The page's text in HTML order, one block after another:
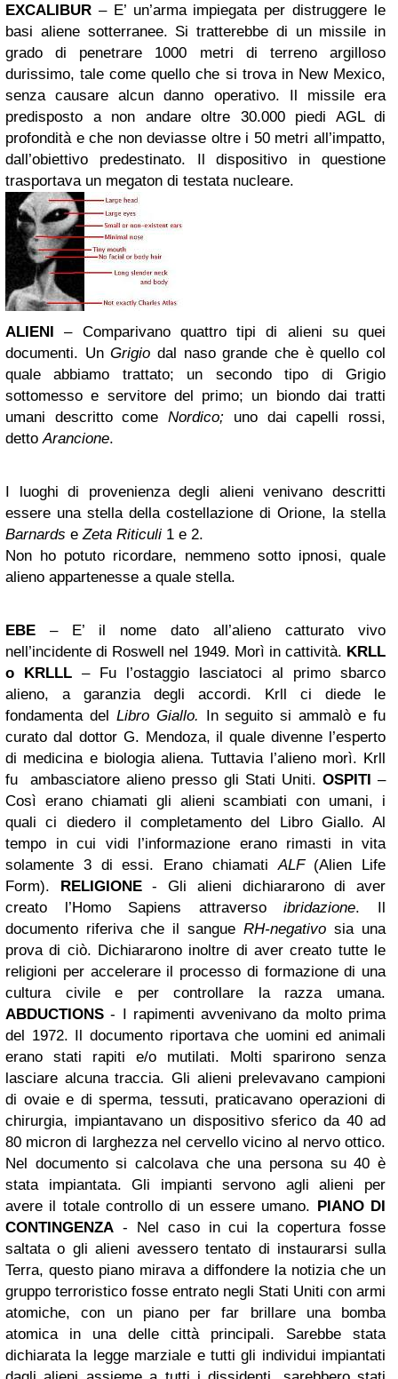
EXCALIBUR – E’ un’arma impiegata per distruggere le
basi aliene sotterranee. Si tratterebbe di un missile in
grado di penetrare 1000 metri di terreno argilloso
durissimo, tale come quello che si trova in New Mexico,
senza causare alcun danno operativo. Il missile era
predisposto a non andare oltre 30.000 piedi AGL di
profondità e che non deviasse oltre i 50 metri all’impatto,
dall’obiettivo predestinato. Il dispositivo in questione
trasportava un megaton di testata nucleare.
ALIENI – Comparivano quattro tipi di alieni su quei
documenti. UnGrigio dal naso grande che è quello col
quale abbiamo trattato; un secondo tipo di Grigio
sottomesso e servitore del primo; un biondo dai tratti
umani descritto comeNordico; uno dai capelli rossi,
dettoArancione.
I luoghi di provenienza degli alieni venivano descritti
essere una stella della costellazione di Orione, la stella
Barnards eZeta Riticuli 1 e 2.
Non ho potuto ricordare, nemmeno sotto ipnosi, quale
alieno appartenesse a quale stella.
EBE – E’ il nome dato all’alieno catturato vivo
nell’incidente di Roswell nel 1949. Morì in cattività. KRLL
o KRLLL – Fu l’ostaggio lasciatoci al primo sbarco
alieno, a garanzia degli accordi. Krll ci diede le
fondamenta del Libro Giallo. In seguito si ammalò e fu
curato dal dottor G. Mendoza, il quale divenne l’esperto
di medicina e biologia aliena. Tuttavia l’alieno morì. Krll
fu ambasciatore alieno presso gli Stati Uniti. OSPITI –
Così erano chiamati gli alieni scambiati con umani, i
quali ci diedero il completamento del Libro Giallo. Al
tempo in cui vidi l’informazione erano rimasti in vita
solamente 3 di essi. Erano chiamatiALF
(Alien Life
Form). RELIGIONE-Gli alieni dichiararono di aver
creato l’Homo Sapiens attraversoibridazione. Il
documento riferiva che il sangue RH-negativo sia una
prova di ciò. Dichiararono inoltre di aver creato tutte le
religioni per accelerare il processo di formazione di una
cultura civile e per controllare la razza umana.
ABDUCTIONS- I rapimenti avvenivano da molto prima
del 1972. Il documento riportava che uomini ed animali
erano stati rapiti e/o mutilati. Molti sparirono senza
lasciare alcuna traccia. Gli alieni prelevavano campioni
di ovaie e di sperma, tessuti, praticavano operazioni di
chirurgia, impiantavano un dispositivo sferico da 40 ad
80 micron di larghezza nel cervello vicino al nervo ottico.
Nel documento si calcolava che una persona su 40 è
stata impiantata. Gli impianti servono agli alieni per
avere il totale controllo di un essere umano. PIANO DI
CONTINGENZA - Nel caso in cui la copertura fosse
saltata o gli alieni avessero tentato di instaurarsi sulla
Terra, questo piano mirava a diffondere la notizia che un
gruppo terroristico fosse entrato negli Stati Uniti con armi
atomiche, con un piano per far brillare una bomba
atomica in una delle città principali. Sarebbe stata
dichiarata la legge marziale e tutti gli individui impiantati